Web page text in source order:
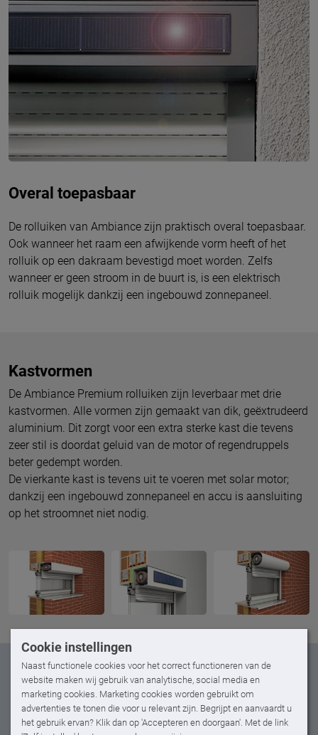
Cookie instellingen
Naast functionele cookies voor het correct functioneren van de
website maken wij gebruik van analytische, social media en
marketing cookies. Marketing cookies worden gebruikt om
advertenties te tonen die voor u relevant zijn. Begrijpt en aanvaardt u
het gebruik ervan? Klik dan op 'Accepteren en doorgaan'. Met de link
Overal toepasbaar
De rolluiken van Ambiance zijn praktisch overal toepasbaar.
Ook wanneer het raam een afwijkende vorm heeft of het
rolluik op een dakraam bevestigd moet worden. Zelfs
wanneer er geen stroom in de buurt is, is een elektrisch
rolluik mogelijk dankzij een ingebouwd zonnepaneel.
Kastvormen
De Ambiance Premium rolluiken zijn leverbaar met drie
kastvormen. Alle vormen zijn gemaakt van dik, geëxtrudeerd
aluminium. Dit zorgt voor een extra sterke kast die tevens
zeer stil is doordat geluid van de motor of regendruppels
beter gedempt worden.
De vierkante kast is tevens uit te voeren met solar motor;
dankzij een ingebouwd zonnepaneel en accu is aansluiting
op het stroomnet niet nodig.